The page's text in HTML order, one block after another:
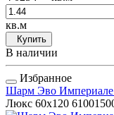
кв.м
Купить
В наличии
Избранное
Шарм Эво
Люкс 60x120